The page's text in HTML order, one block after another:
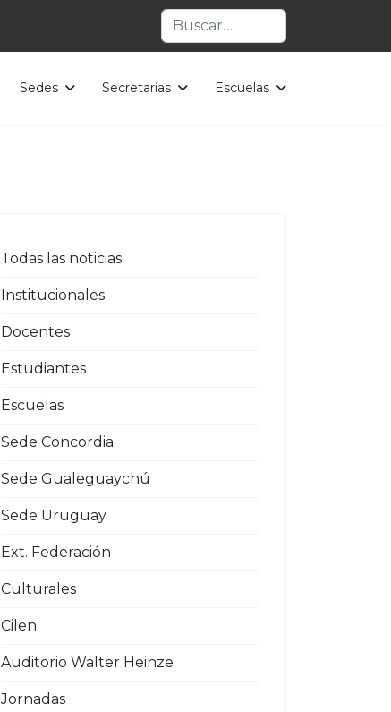
Buscar
Sedes Secretarías Escuelas
Todas las noticias
Institucionales
Docentes
Estudiantes
Escuelas
Sede Concordia
Sede Gualeguaychú
Sede Uruguay
Ext. Federación
Culturales
Cilen
Auditorio Walter Heinze
Jornadas